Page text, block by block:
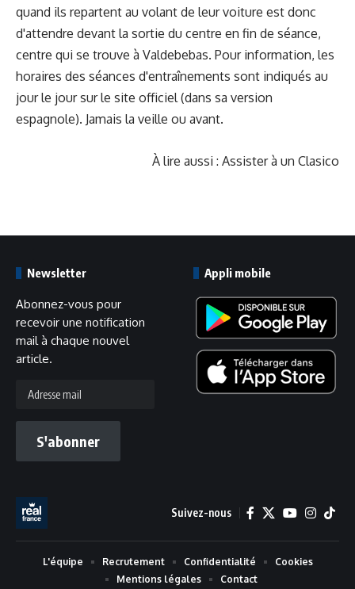
quand ils repartent au volant de leur voiture est donc
d'attendre devant la sortie du centre en fin de séance,
centre qui se trouve à Valdebebas. Pour information, les
horaires des séances d'entraînements sont indiqués au
jour le jour sur le site officiel (dans sa version
espagnole). Jamais la veille ou avant.
À lire aussi : Assister à un Clasico
Newsletter
Abonnez-vous pour
recevoir une notification
mail à chaque nouvel
article.
mail
S'abonner
Appli mobile
Suivez-nous
L'équipe Recrutement Confidentialité
Cookies
Mentions légales
Contact